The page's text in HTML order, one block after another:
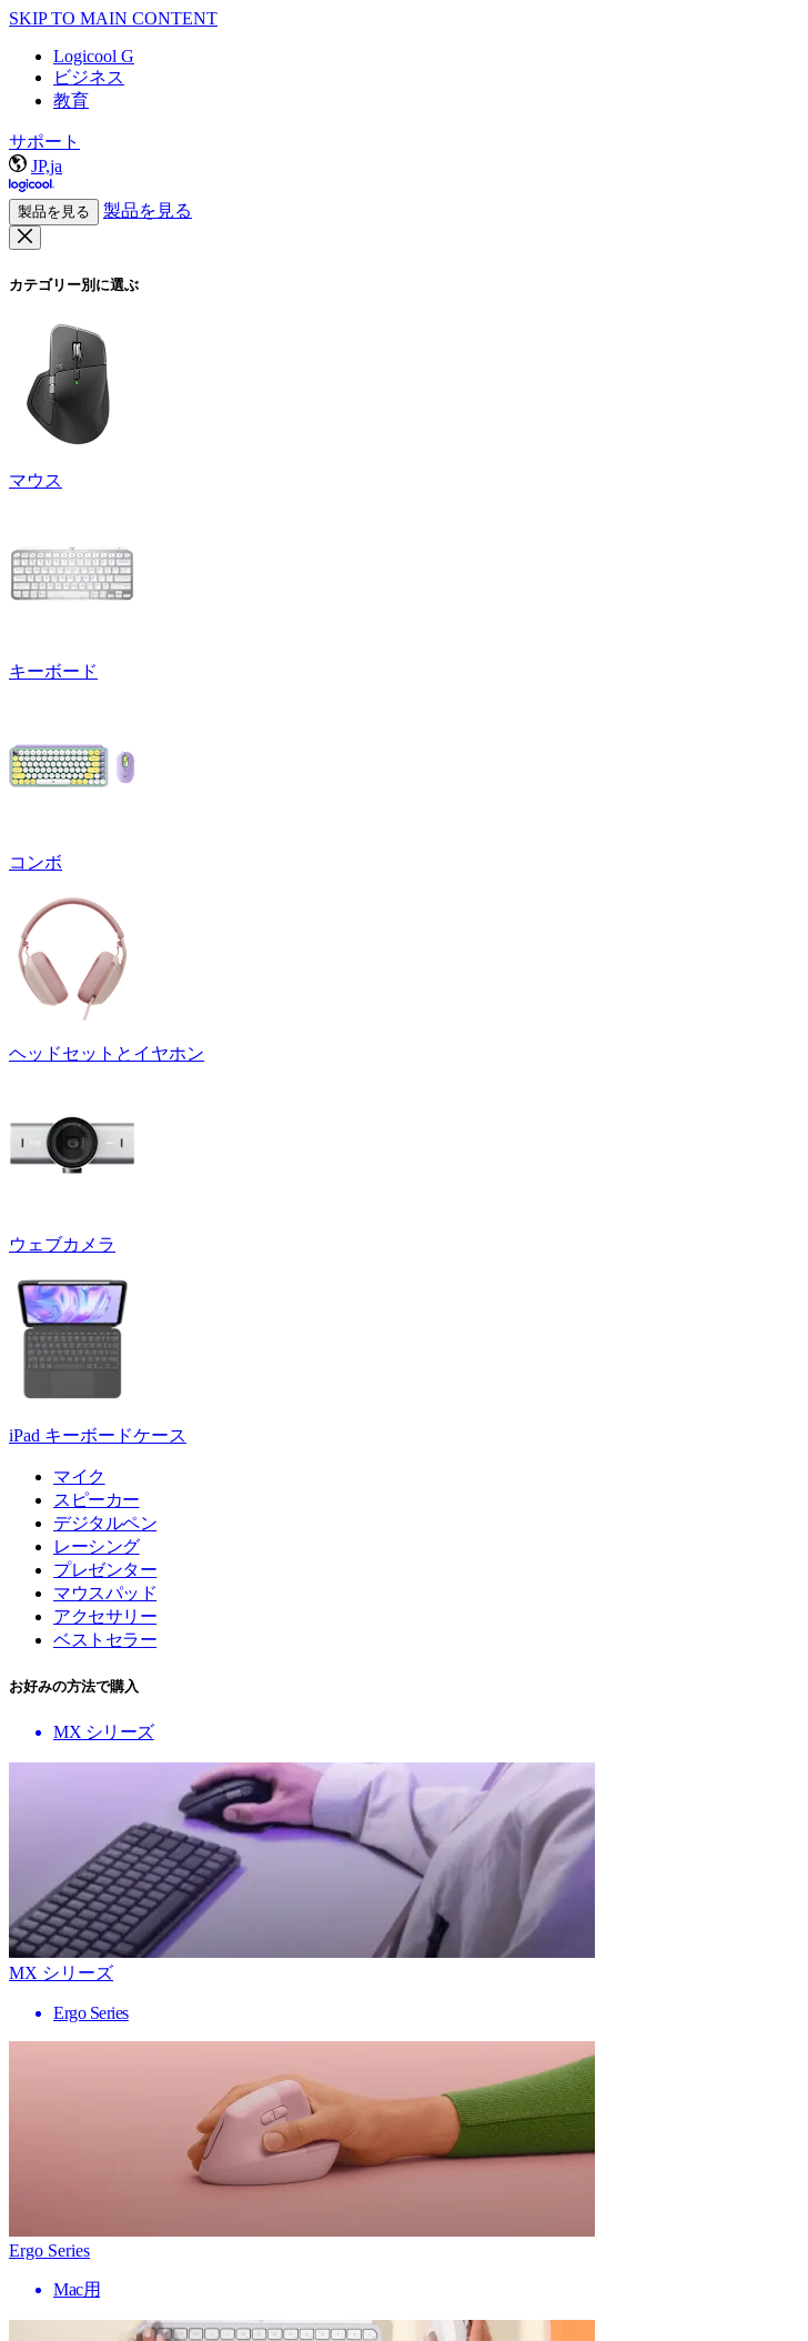
SKIP TO MAIN CONTENT
Logicool G
ビジネス
教育
サポート
JP,ja
製品を見る 製品を見る
カテゴリー別に選ぶ
マウス
キーボード
コンボ
ヘッドセットとイヤホン
ウェブカメラ
iPad キーボードケース
マイク
スピーカー
デジタルペン
レーシング
プレゼンター
マウスパッド
アクセサリー
ベストセラー
お好みの方法で購入
MX シリーズ
MX シリーズ
Ergo Series
Ergo Series
Mac用